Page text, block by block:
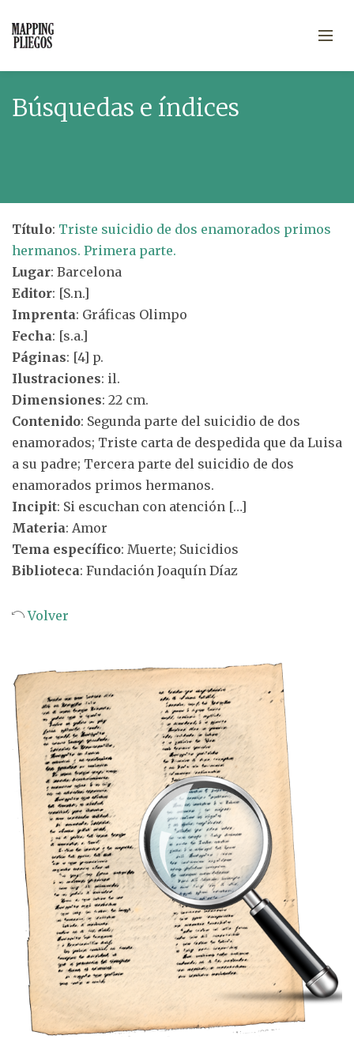
Búsquedas e índices
Título: Triste suicidio de dos enamorados primos
hermanos. Primera parte.
Lugar: Barcelona
Editor: [S.n.]
Imprenta: Gráficas Olimpo
Fecha: [s.a.]
Páginas: [4] p.
Ilustraciones: il.
Dimensiones: 22 cm.
Contenido: Segunda parte del suicidio de dos
enamorados; Triste carta de despedida que da Luisa
a su padre; Tercera parte del suicidio de dos
enamorados primos hermanos.
Incipit: Si escuchan con atención […]
Materia: Amor
Tema específico: Muerte; Suicidios
Biblioteca: Fundación Joaquín Díaz
Volver